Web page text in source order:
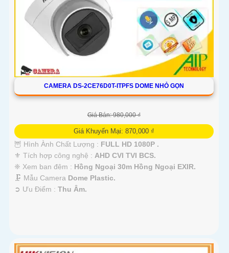
CAMERA DS-2CE76D0T-ITPFS DOME NHỎ GỌN
Giá Bán: 980,000 ₫
Giá Khuyến Mại: 870,000 ₫
🦉 Hình Ành Chất Lượng : FULL HD 1080P .
⚜️ Tích hợp công nghệ : AHD CVI TVI BCS.
❈ Xem ban đêm : Hồng Ngoại 30m Hồng Ngoại EXIR.
🗜️ Mẫu Camera Dome Plastic.
️➲ Ưu Điểm : Thu Âm.